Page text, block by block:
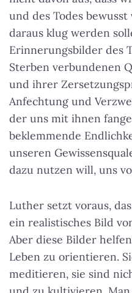
und des Todes
daraus klug werden
Erinnerungsbilder des
Sterben verbundenen
und ihrer
Anfechtung und
der uns mit ihnen
beklemmende
unseren
dazu nutzen will, uns
Luther setzt voraus,
ein realistisches Bild
Aber diese Bilder
Leben zu orientieren.
meditieren, sie sind